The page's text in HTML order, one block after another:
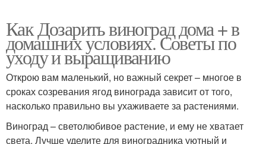
Как Дозарить виноград дома + в
домашних условиях. Советы по
уходу и выращиванию
Открою вам маленький, но важный секрет – многое в
сроках созревания ягод винограда зависит от того,
насколько правильно вы ухаживаете за растениями.
Виноград – светолюбивое растение, и ему не хватает
света. Лучше уделите для виноградника уютный и